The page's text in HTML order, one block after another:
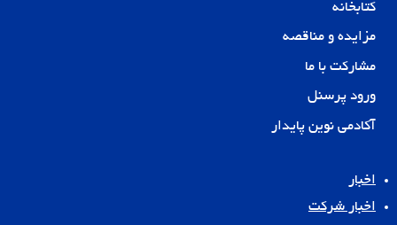
کتابخانه
مزایده و مناقصه
مشارکت با ما
ورود پرسنل
آکادمی نوین پایدار
اخبار
اخبار شرکت